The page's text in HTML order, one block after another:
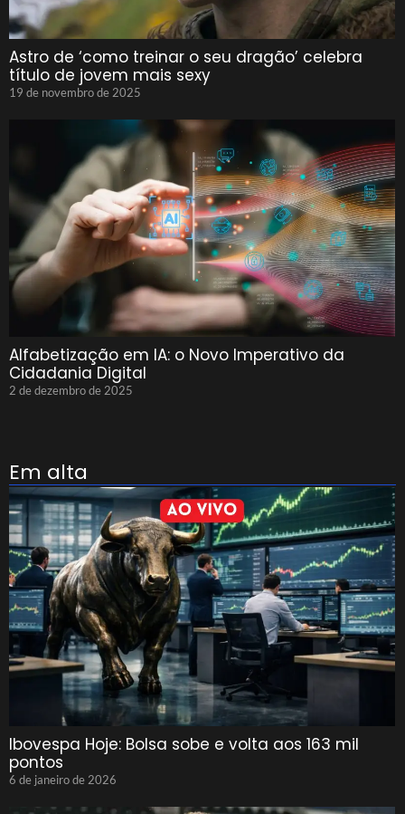
Astro de ‘como treinar o seu dragão’ celebra
título de jovem mais sexy
19 de novembro de 2025
Alfabetização em IA: o Novo Imperativo da
Cidadania Digital
2 de dezembro de 2025
Em alta
Ibovespa Hoje: Bolsa sobe e volta aos 163 mil
pontos
6 de janeiro de 2026